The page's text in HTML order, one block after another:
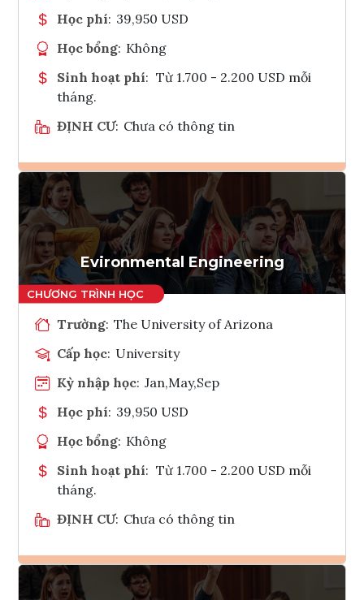
Học phí: 39,950 USD
Học bổng: Không
Sinh hoạt phí: Từ 1.700 - 2.200 USD mỗi
tháng.
ĐỊNH CƯ: Chưa có thông tin
Ghi danh
Tham vấn Interlink
Evironmental Engineering
Trường: The University of Arizona
Cấp học: University
Kỳ nhập học: Jan,May,Sep
Học phí: 39,950 USD
Học bổng: Không
Sinh hoạt phí: Từ 1.700 - 2.200 USD mỗi
tháng.
ĐỊNH CƯ: Chưa có thông tin
Ghi danh